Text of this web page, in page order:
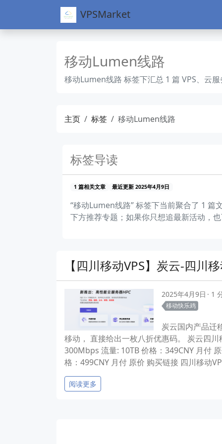
VPSMarket
移动Lumen线路
移动Lumen线路 标签下汇总 1 篇 VPS、云
主页 标签 移动Lumen线路
标签导读
1 篇相关文章 最近更新 2025年4月9日
“移动Lumen线路” 标签下当前聚合了 1
下方推荐专题；如果你只想追最新活动，
【四川移动VPS】炭云-四川
2025年4月9日 1
移动快乐鸡
炭云国内产品迁
移动， 直接给出一枚八折优惠码。 炭云四
300Mbps 流量: 10TB 价格：349CNY 月付
格：499CNY 月付 原价 购买链接 四川移动
阅读更多